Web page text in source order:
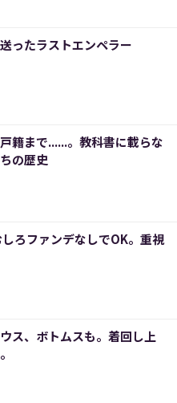
ったラストエンペラー
籍まで......。教科書に載らな
の歴史
ろファンデなしでOK。重視
ス、ボトムスも。着回し上